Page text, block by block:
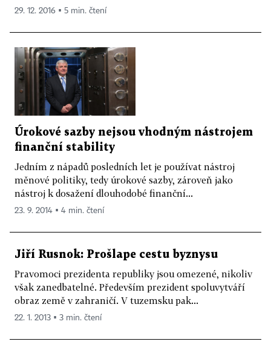
29. 12. 2016 ▪ 5 min. čtení
Úrokové sazby nejsou vhodným nástrojem
finanční stability
Jedním z nápadů posledních let je používat nástroj
měnové politiky, tedy úrokové sazby, zároveň jako
nástroj k dosažení dlouhodobé finanční...
23. 9. 2014 ▪ 4 min. čtení
Jiří Rusnok: Prošlape cestu byznysu
Pravomoci prezidenta republiky jsou omezené, nikoliv
však zanedbatelné. Především prezident spoluvytváří
obraz země v zahraničí. V tuzemsku pak...
22. 1. 2013 ▪ 3 min. čtení